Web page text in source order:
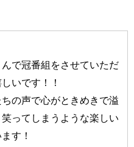
で冠番組をさせていただ
いです！！
の声で心がときめきで溢
ってしまうような楽しい
す！